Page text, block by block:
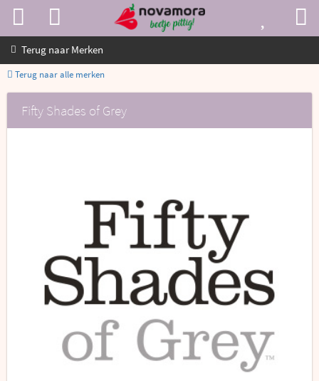
Terug naarMerken
Terug naar alle merken
Fifty Shades of Grey